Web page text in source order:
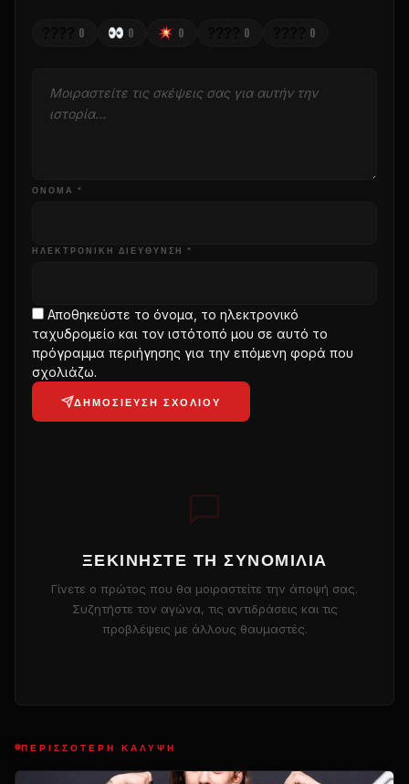
0 0 0 0 0
ΌΝΟΜΑ *
ΗΛΕΚΤΡΟΝΙΚΗ ΔΙΕΥΘΥΝΣΗ *
Αποθηκεύστε το όνομα, το ηλεκτρονικό
ταχυδρομείο και τον ιστότοπό μου σε αυτό το
πρόγραμμα περιήγησης για την επόμενη φορά που
σχολιάζω.
ΔΗΜΟΣΊΕΥΣΗ ΣΧΟΛΊΟΥ
ΞΕΚΙΝΉΣΤΕ ΤΗ ΣΥΝΟΜΙΛΊΑ
Γίνετε ο πρώτος που θα μοιραστείτε την άποψή σας.
Συζητήστε τον αγώνα, τις αντιδράσεις και τις
προβλέψεις με άλλους θαυμαστές.
ΠΕΡΙΣΣΌΤΕΡΗ ΚΆΛΥΨΗ